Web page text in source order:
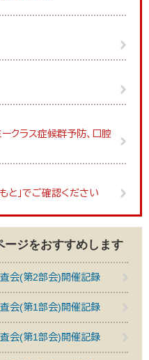
クラス症候群予防、口腔
と」でご確認ください
ージをおすすめします
会(第2部会)開催記録
会(第1部会)開催記録
会(第1部会)開催記録